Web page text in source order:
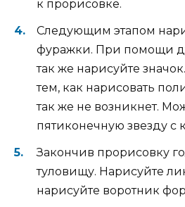
к прорисовке.
Следующим этапом
фуражки. При помощи
так же нарисуйте
тем, как нарисовать
так же не возникнет.
пятиконечную звезду с
Закончив прорисовку
туловищу. Нарисуйте
нарисуйте воротник